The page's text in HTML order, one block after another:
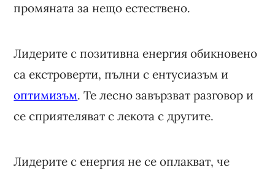
промяната за нещо естествено.
Лидерите с позитивна енергия обикновено
са екстроверти, пълни с ентусиазъм и
оптимизъм. Те лесно завързват разговор и
се сприятеляват с лекота с другите.
Лидерите с енергия не се оплакват, че